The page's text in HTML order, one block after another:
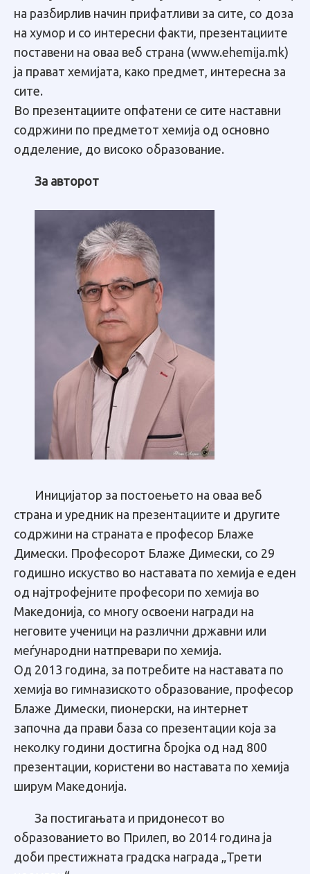
на разбирлив начин прифатливи за сите, со доза
на хумор и со интересни факти, презентациите
поставени на оваа веб страна (www.ehemija.mk)
ја прават хемијата, како предмет, интересна за
сите.
Во презентациите опфатени се сите наставни
содржини по предметот хемија од основно
одделение, до високо образование.
За авторот
Иницијатор за постоењето на оваа веб
страна и уредник на презентациите и другите
содржини на страната е професор Блаже
Димески. Професорот Блаже Димески, со 29
годишно искуство во наставата по хемија е еден
од најтрофејните професори по хемија во
Македонија, со многу освоени награди на
неговите ученици на различни државни или
меѓународни натпревари по хемија.
Од 2013 година, за потребите на наставата по
хемија во гимназиското образование, професор
Блаже Димески, пионерски, на интернет
започна да прави база со презентации која за
неколку години достигна бројка од над 800
презентации, користени во наставата по хемија
ширум Македонија.
За постигањата и придонесот во
образованието во Прилеп, во 2014 година ја
доби престижната градска награда „Трети